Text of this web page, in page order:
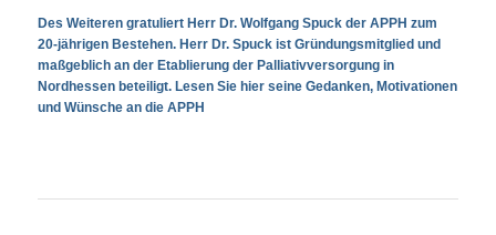
Des Weiteren gratuliert Herr Dr. Wolfgang Spuck der APPH zum
20-jährigen Bestehen. Herr Dr. Spuck ist Gründungsmitglied und
maßgeblich an der Etablierung der Palliativversorgung in
Nordhessen beteiligt. Lesen Sie hier seine Gedanken, Motivationen
und Wünsche an die APPH